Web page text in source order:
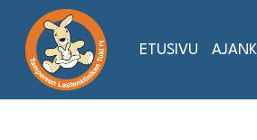
sisältöön
ETUSIVU